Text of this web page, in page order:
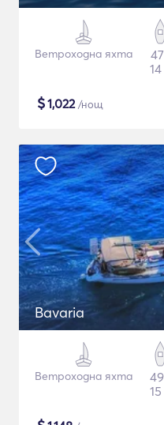
Ветроходна яхта
$1,022/нощ
Bavaria
Ветроходна яхта